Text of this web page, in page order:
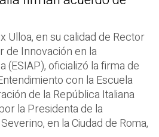
Ulloa, en su calidad de Rector
de Innovación en la
(ESIAP), oficializó la firma de
con la Escuela
de la República Italiana
la Presidenta de la
en la Ciudad de Roma,